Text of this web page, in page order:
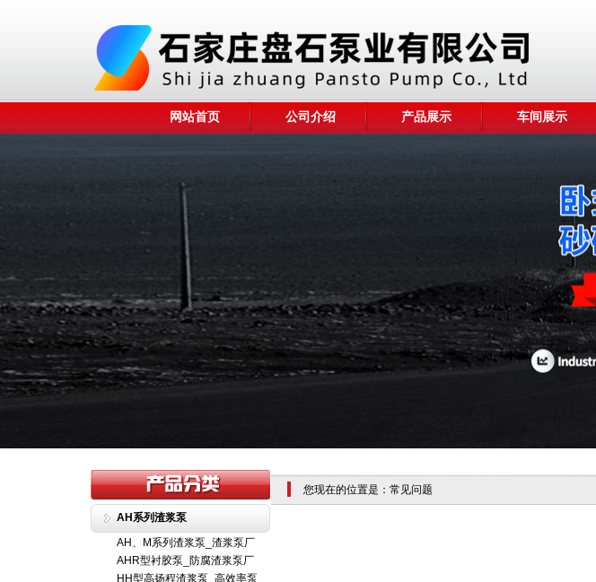
网站首页 公司介绍 产品展示 车间展示
AH系列渣浆泵
AH、M系列渣浆泵_渣浆泵厂
AHR型衬胶泵_防腐渣浆泵厂
HH型高扬程渣浆泵_高效率泵
您现在的位置是：常见问题